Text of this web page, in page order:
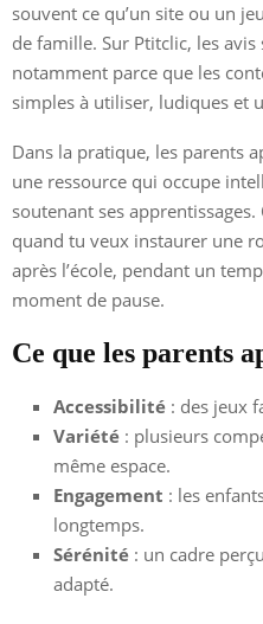
souvent ce qu’un site ou un
de famille. Sur Ptitclic, les
notamment parce que les
simples à utiliser, ludiques et
Dans la pratique, les parents
une ressource qui occupe
soutenant ses
quand tu veux instaurer une
après l’école, pendant un
moment de pause.
Ce que les parents
Accessibilité : des jeux
Variété : plusieurs
même espace.
Engagement : les
longtemps.
Sérénité : un cadre
adapté.